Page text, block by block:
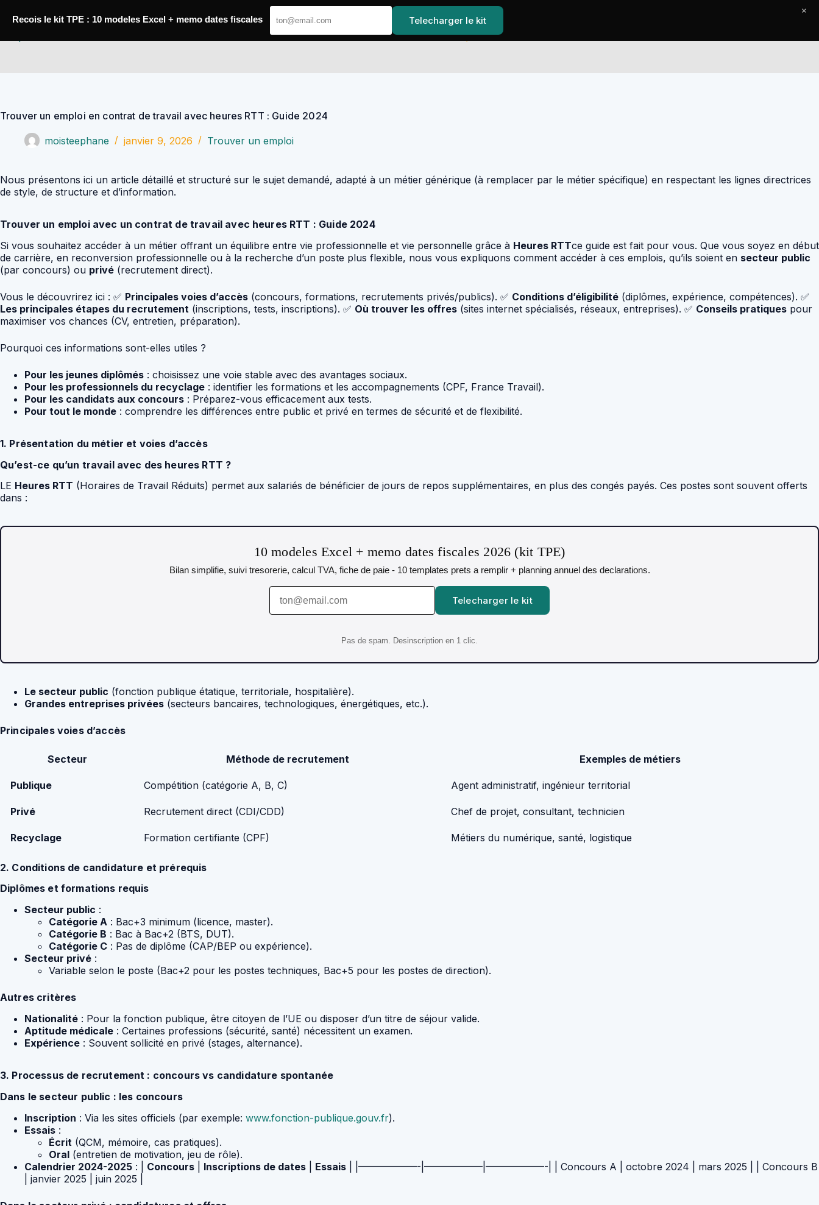
Trouver un emploi en contrat de travail avec heures RTT : Guide 2024
moisteephane janvier 9, 2026 Trouver un emploi
Nous présentons ici un article détaillé et structuré sur le sujet demandé, adapté à un métier générique (à remplacer par le métier spécifique) en respectant les lignes directrices
de style, de structure et d’information.
Trouver un emploi avec un contrat de travail avec heures RTT : Guide 2024
Si vous souhaitez accéder à un métier offrant un équilibre entre vie professionnelle et vie personnelle grâce à Heures RTTce guide est fait pour vous. Que vous soyez en début
de carrière, en reconversion professionnelle ou à la recherche d’un poste plus flexible, nous vous expliquons comment accéder à ces emplois, qu’ils soient en secteur public
(par concours) ou privé (recrutement direct).
Vous le découvrirez ici : ✅ Principales voies d’accès (concours, formations, recrutements privés/publics). ✅ Conditions d’éligibilité (diplômes, expérience, compétences). ✅
Les principales étapes du recrutement (inscriptions, tests, inscriptions). ✅ Où trouver les offres (sites internet spécialisés, réseaux, entreprises). ✅ Conseils pratiques pour
maximiser vos chances (CV, entretien, préparation).
Pourquoi ces informations sont-elles utiles ?
Pour les jeunes diplômés : choisissez une voie stable avec des avantages sociaux.
Pour les professionnels du recyclage : identifier les formations et les accompagnements (CPF, France Travail).
Pour les candidats aux concours : Préparez-vous efficacement aux tests.
Pour tout le monde : comprendre les différences entre public et privé en termes de sécurité et de flexibilité.
1. Présentation du métier et voies d’accès
Qu’est-ce qu’un travail avec des heures RTT ?
LE Heures RTT (Horaires de Travail Réduits) permet aux salariés de bénéficier de jours de repos supplémentaires, en plus des congés payés. Ces postes sont souvent offerts
dans :
10 modeles Excel + memo dates fiscales 2026 (kit TPE)
Bilan simplifie, suivi tresorerie, calcul TVA, fiche de paie - 10 templates prets a remplir + planning annuel des declarations.
Telecharger le kit
Pas de spam. Desinscription en 1 clic.
Le secteur public (fonction publique étatique, territoriale, hospitalière).
Grandes entreprises privées (secteurs bancaires, technologiques, énergétiques, etc.).
Principales voies d’accès
Secteur Méthode de recrutement Exemples de métiers
Publique Compétition (catégorie A, B, C) Agent administratif, ingénieur territorial
Privé Recrutement direct (CDI/CDD) Chef de projet, consultant, technicien
Recyclage Formation certifiante (CPF) Métiers du numérique, santé, logistique
2. Conditions de candidature et prérequis
Diplômes et formations requis
Secteur public :
Catégorie A : Bac+3 minimum (licence, master).
Catégorie B : Bac à Bac+2 (BTS, DUT).
Catégorie C : Pas de diplôme (CAP/BEP ou expérience).
Secteur privé :
Variable selon le poste (Bac+2 pour les postes techniques, Bac+5 pour les postes de direction).
Autres critères
Nationalité : Pour la fonction publique, être citoyen de l’UE ou disposer d’un titre de séjour valide.
Aptitude médicale : Certaines professions (sécurité, santé) nécessitent un examen.
Expérience : Souvent sollicité en privé (stages, alternance).
3. Processus de recrutement : concours vs candidature spontanée
Dans le secteur public : les concours
Inscription : Via les sites officiels (par exemple: www.fonction-publique.gouv.fr).
Essais :
Écrit (QCM, mémoire, cas pratiques).
Oral (entretien de motivation, jeu de rôle).
Calendrier 2024-2025 : | Concours Inscriptions de dates Essais | |——————-|——————|——————-| | Concours A | octobre 2024 | mars 2025 | | Concours B
| janvier 2025 | juin 2025 |
Recois le kit TPE : 10 modeles Excel + memo dates fiscales Telecharger le kit
×